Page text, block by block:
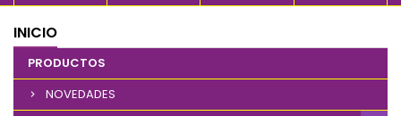
INICIO
PRODUCTOS
NOVEDADES